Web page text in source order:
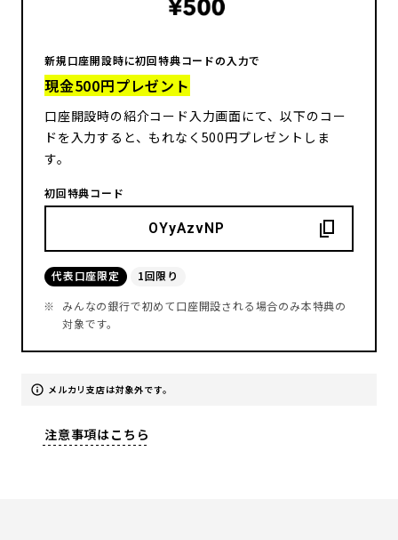
新規口座開設時に初回特典コードの入力で
現金500円プレゼント
口座開設時の紹介コード入力画面にて、以下のコー
ドを入力すると、もれなく500円プレゼントしま
す。
初回特典コード
OYyAzvNP
代表口座限定
1回限り
みんなの銀行で初めて口座開設される場合のみ本特典の
対象です。
メルカリ支店は対象外です。
注意事項はこちら